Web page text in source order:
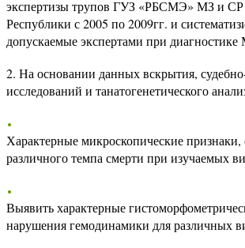
экспертизы трупов ГУЗ «РБСМЭ» МЗ и СР
Республики с 2005 по 2009гг. и
допускаемые экспертами при
2. На основании данных вскрытия,
исследований и танатогенетического
Характерные микроскопические
различного темпа смерти при изучаемых
Выявить характерные
нарушения гемодинамики для различных